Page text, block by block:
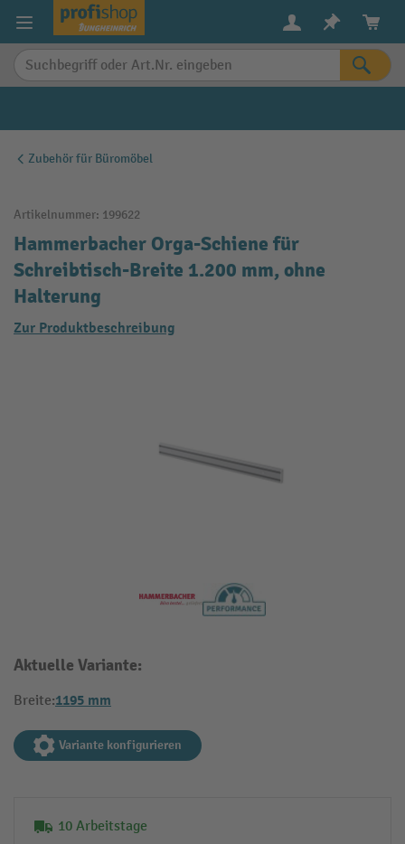
springen
Zubehör für Büromöbel
Artikelnummer: 199622
Hammerbacher Orga-Schiene für
Schreibtisch-Breite 1.200 mm, ohne
Halterung
Zur Produktbeschreibung
Aktuelle Variante:
Breite:1195 mm
Variante konfigurieren
10 Arbeitstage